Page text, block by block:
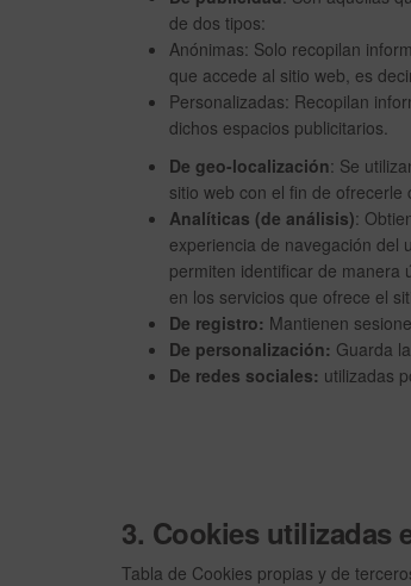
de dos tipos:
Anónimas: Solo recopilan
que accede al sitio web, es
Personalizadas: Recopilan
dichos espacios publicitarios.
De geo-localización: Se
sitio web con el fin de
Analíticas (de análisis):
experiencia de navegación del
permiten identificar de manera
en los servicios que ofrece el
De registro: Mantienen
De personalización: Guarda
De redes sociales: utilizadas
3. Cookies utilizadas
Tabla de Cookies propias y de